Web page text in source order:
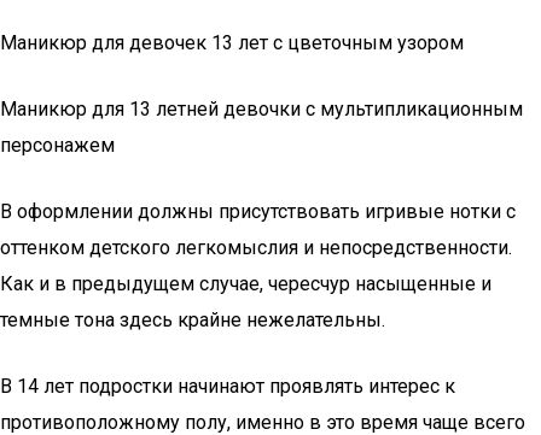
Маникюр для девочек 13 лет с цветочным узором
Маникюр для 13 летней девочки с мультипликационным
персонажем
В оформлении должны присутствовать игривые нотки с
оттенком детского легкомыслия и непосредственности.
Как и в предыдущем случае, чересчур насыщенные и
темные тона здесь крайне нежелательны.
В 14 лет подростки начинают проявлять интерес к
противоположному полу, именно в это время чаще всего